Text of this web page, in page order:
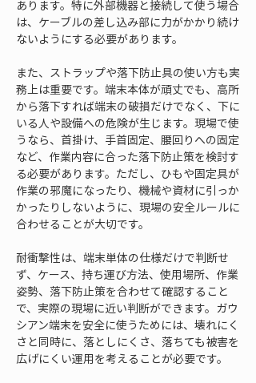
あります。特に外部機器と接続して使う場合
は、ケーブルの差し込み部に力がかかり続け
ないようにする必要があります。
また、ストラップや落下防止具の使い方も実
務上は重要です。端末本体が頑丈でも、高所
から落下すれば端末の破損だけでなく、下に
いる人や設備への危険が生じます。現場で使
うなら、首掛け、手首固定、腰回りへの固定
など、作業内容に合った落下防止策を検討す
る必要があります。ただし、ひもや固定具が
作業の邪魔になったり、機械や資材に引っか
かったりしないように、現場の安全ルールに
合わせることが大切です。
耐衝撃性は、端末単体の仕様だけで判断せ
ず、ケース、持ち運び方法、使用場所、作業
姿勢、落下防止策を合わせて確認すること
で、実際の現場に近い判断ができます。ガウ
シアン端末を安全に使うためには、壊れにく
さと同時に、落としにくさ、落ちても被害を
広げにくい運用を考えることが必要です。